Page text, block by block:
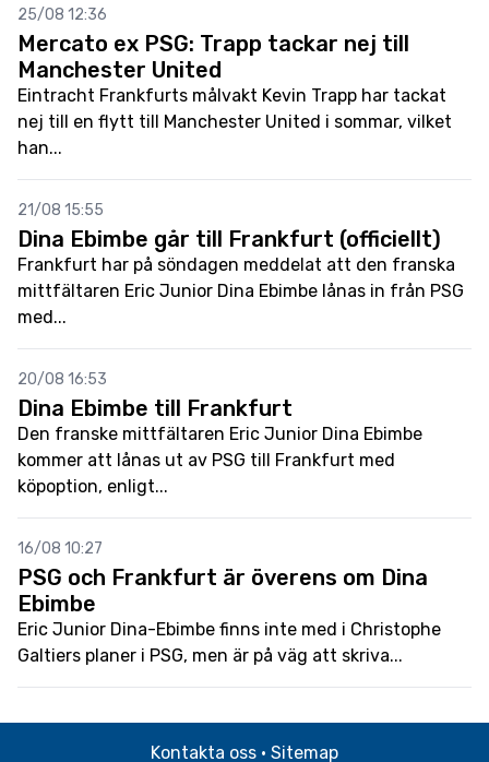
25/08 12:36
Mercato ex PSG: Trapp tackar nej till
Manchester United
Eintracht Frankfurts målvakt Kevin Trapp har tackat
nej till en flytt till Manchester United i sommar, vilket
han...
21/08 15:55
Dina Ebimbe går till Frankfurt (officiellt)
Frankfurt har på söndagen meddelat att den franska
mittfältaren Eric Junior Dina Ebimbe lånas in från PSG
med...
20/08 16:53
Dina Ebimbe till Frankfurt
Den franske mittfältaren Eric Junior Dina Ebimbe
kommer att lånas ut av PSG till Frankfurt med
köpoption, enligt...
16/08 10:27
PSG och Frankfurt är överens om Dina
Ebimbe
Eric Junior Dina-Ebimbe finns inte med i Christophe
Galtiers planer i PSG, men är på väg att skriva...
Kontakta oss · Sitemap